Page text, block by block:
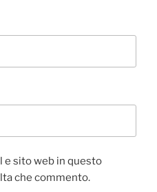
e sito web in questo
che commento.